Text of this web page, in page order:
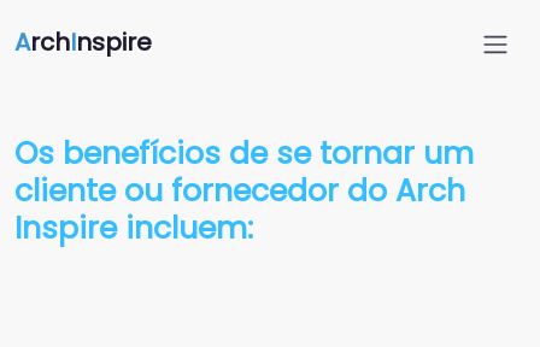
ArchInspire
Os benefícios de se tornar um
cliente ou fornecedor do Arch
Inspire incluem: